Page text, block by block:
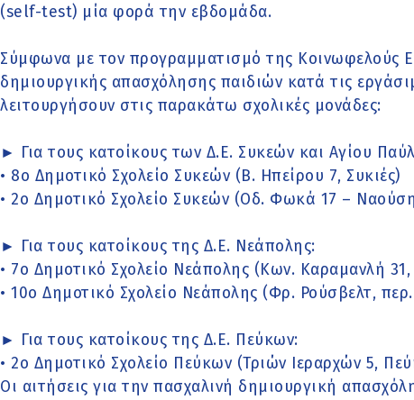
(self-test) μία φορά την εβδομάδα.
Σύμφωνα με τον προγραμματισμό της Κοινωφελούς
δημιουργικής απασχόλησης παιδιών κατά τις
λειτουργήσουν στις παρακάτω σχολικές μονάδες:
► Για τους κατοίκους των Δ.Ε. Συκεών και Αγίου
• 8ο Δημοτικό Σχολείο Συκεών (Β. Ηπείρου 7, Συκιές)
• 2ο Δημοτικό Σχολείο Συκεών (Οδ. Φωκά 17 –
► Για τους κατοίκους της Δ.Ε. Νεάπολης:
• 7ο Δημοτικό Σχολείο Νεάπολης (Κων. Καραμανλή
• 10ο Δημοτικό Σχολείο Νεάπολης (Φρ. Ρούσβελτ,
► Για τους κατοίκους της Δ.Ε. Πεύκων:
• 2ο Δημοτικό Σχολείο Πεύκων (Τριών Ιεραρχών 5,
Οι αιτήσεις για την πασχαλινή δημιουργική